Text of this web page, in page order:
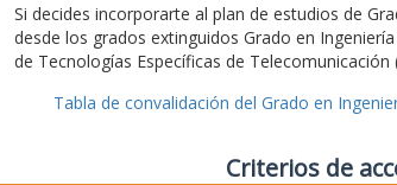
Si decides incorporarte al plan de estudios de
desde los grados extinguidos Grado en
de Tecnologías Específicas de
Tabla de convalidación del Grado en
Criterios de